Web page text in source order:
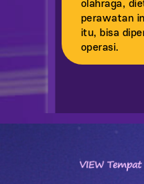
olahraga,
perawatan
itu, bisa
operasi.